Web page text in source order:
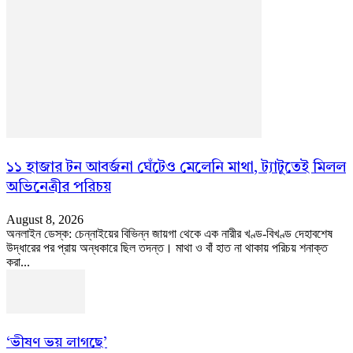
১১ হাজার টন আবর্জনা ঘেঁটেও মেলেনি মাথা, ট্যাটুতেই মিলল
অভিনেত্রীর পরিচয়
August 8, 2026
অনলাইন ডেস্ক: চেন্নাইয়ের বিভিন্ন জায়গা থেকে এক নারীর খণ্ড-বিখণ্ড দেহাবশেষ
উদ্ধারের পর প্রায় অন্ধকারে ছিল তদন্ত। মাথা ও বাঁ হাত না থাকায় পরিচয় শনাক্ত
করা...
‘ভীষণ ভয় লাগছে’